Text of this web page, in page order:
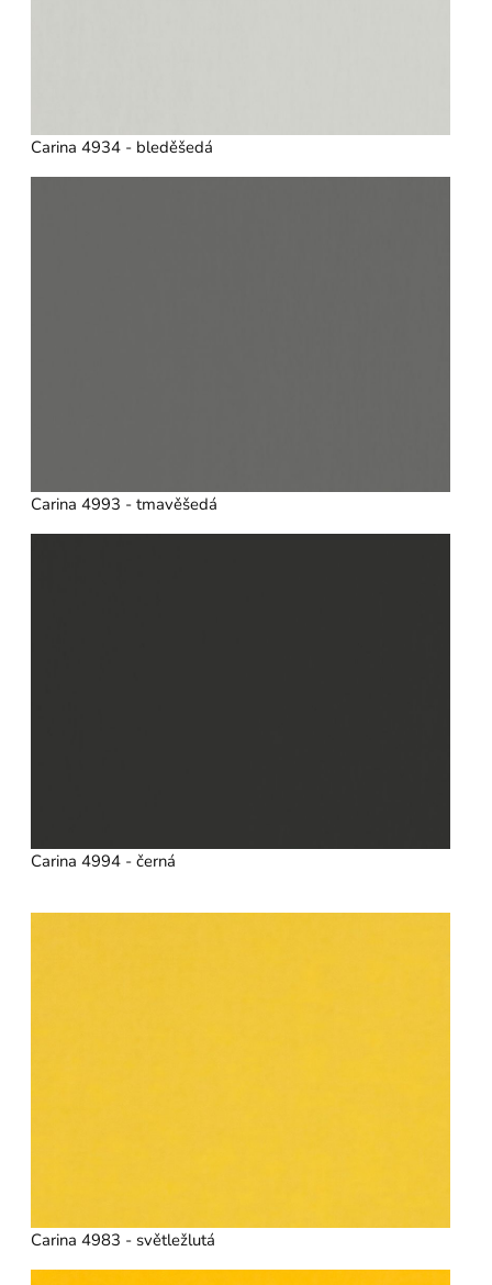
Carina 4934 - bleděšedá
Carina 4993 - tmavěšedá
Carina 4994 - černá
Carina 4983 - světležlutá